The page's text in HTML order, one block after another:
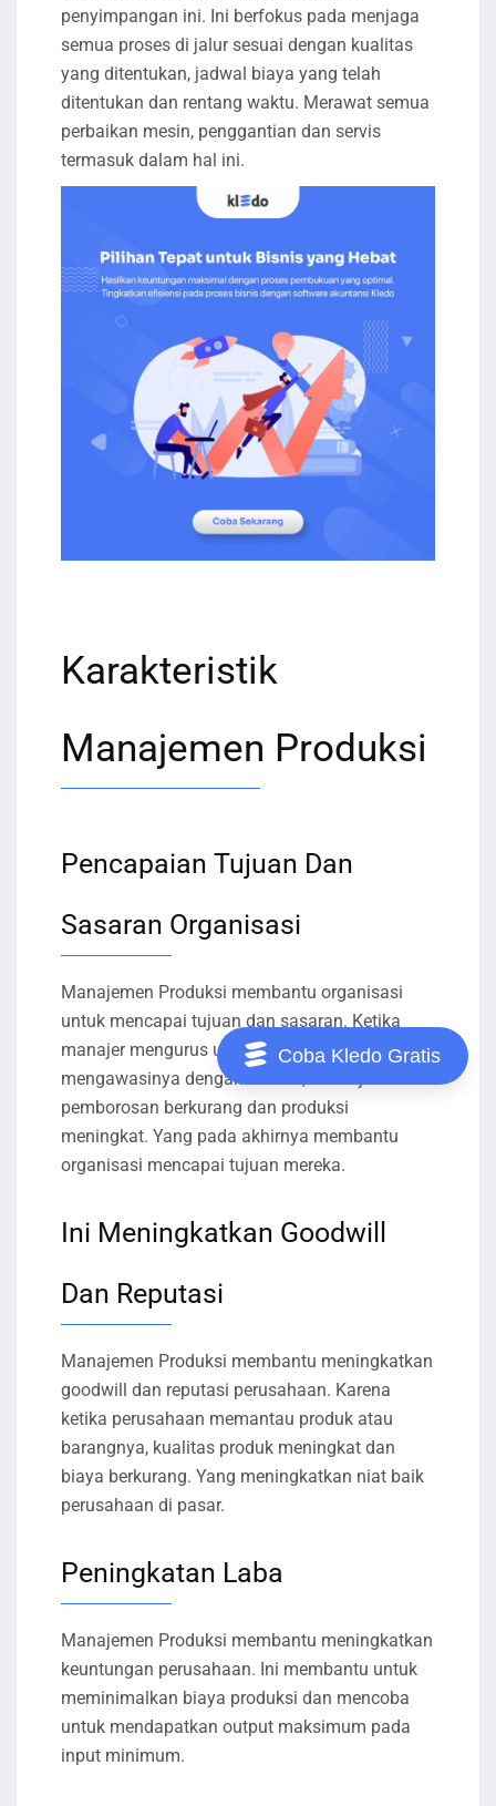
penyimpangan ini. Ini berfokus pada menjaga
semua proses di jalur sesuai dengan kualitas
yang ditentukan, jadwal biaya yang telah
ditentukan dan rentang waktu. Merawat semua
perbaikan mesin, penggantian dan servis
termasuk dalam hal ini.
Karakteristik
Manajemen Produksi
Pencapaian Tujuan Dan
Sasaran Organisasi
Manajemen Produksi membantu organisasi
untuk mencapai tujuan dan sasaran. Ketika
manajer mengurus unit produksi dan
mengawasinya dengan cermat, maka jumlah
pemborosan berkurang dan produksi
meningkat. Yang pada akhirnya membantu
organisasi mencapai tujuan mereka.
Ini Meningkatkan Goodwill
Dan Reputasi
Manajemen Produksi membantu meningkatkan
goodwill dan reputasi perusahaan. Karena
ketika perusahaan memantau produk atau
barangnya, kualitas produk meningkat dan
biaya berkurang. Yang meningkatkan niat baik
perusahaan di pasar.
Peningkatan Laba
Manajemen Produksi membantu meningkatkan
keuntungan perusahaan. Ini membantu untuk
meminimalkan biaya produksi dan mencoba
untuk mendapatkan output maksimum pada
input minimum.
Coba Kledo Gratis